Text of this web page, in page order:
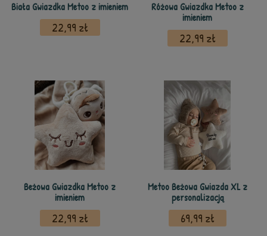
Biała Gwiazdka Metoo z imieniem
22,99 zł
Różowa Gwiazdka Metoo z
imieniem
22,99 zł
Beżowa Gwiazdka Metoo z
imieniem
22,99 zł
Metoo Beżowa Gwiazda XL z
personalizacją
69,99 zł